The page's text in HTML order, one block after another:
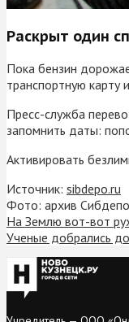
Раскрыт один
Пока бензин
транспортную карту
Пресс-служба
запомнить даты:
Активировать
Источник: sibdepo.ru
Фото: архив
На Землю вот-вот
Ученые добрались